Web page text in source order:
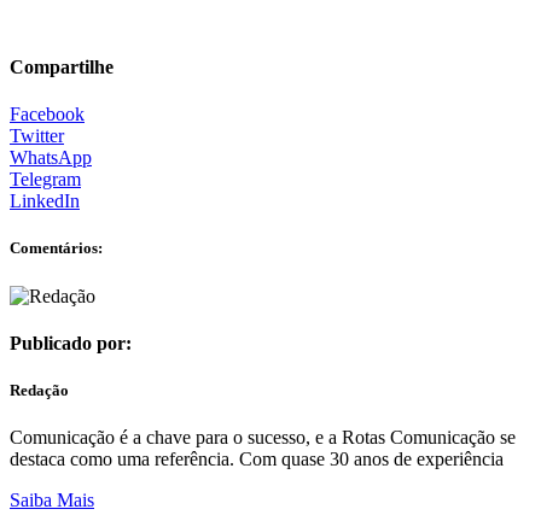
Compartilhe
Facebook
Twitter
WhatsApp
Telegram
LinkedIn
Comentários:
Publicado por:
Redação
Comunicação é a chave para o sucesso, e a Rotas Comunicação se
destaca como uma referência. Com quase 30 anos de experiência
Saiba Mais